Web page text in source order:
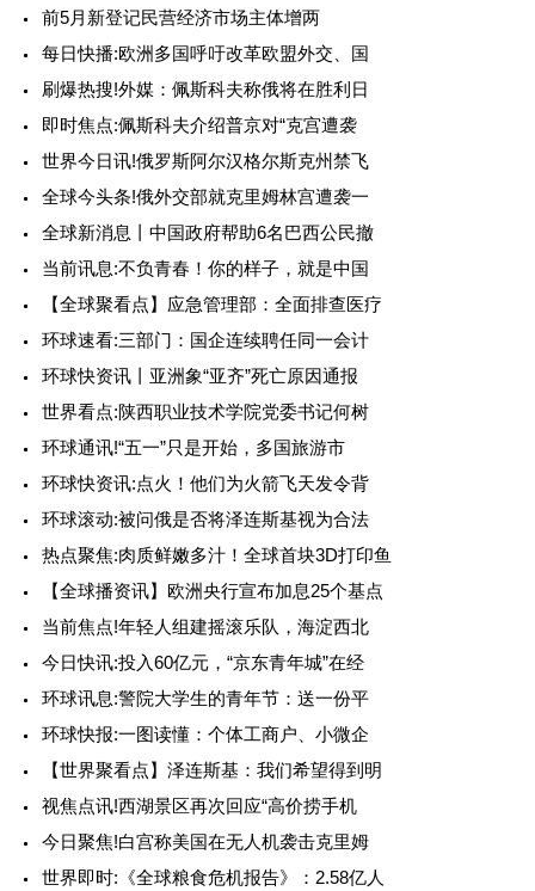
前5月新登记民营经济市场主体增两
每日快播:欧洲多国呼吁改革欧盟外交、国
刷爆热搜!外媒：佩斯科夫称俄将在胜利日
即时焦点:佩斯科夫介绍普京对“克宫遭袭
世界今日讯!俄罗斯阿尔汉格尔斯克州禁飞
全球今头条!俄外交部就克里姆林宫遭袭一
全球新消息丨中国政府帮助6名巴西公民撤
当前讯息:不负青春！你的样子，就是中国
【全球聚看点】应急管理部：全面排查医疗
环球速看:三部门：国企连续聘任同一会计
环球快资讯丨亚洲象“亚齐”死亡原因通报
世界看点:陕西职业技术学院党委书记何树
环球通讯!“五一”只是开始，多国旅游市
环球快资讯:点火！他们为火箭飞天发令背
环球滚动:被问俄是否将泽连斯基视为合法
热点聚焦:肉质鲜嫩多汁！全球首块3D打印鱼
【全球播资讯】欧洲央行宣布加息25个基点
当前焦点!年轻人组建摇滚乐队，海淀西北
今日快讯:投入60亿元，“京东青年城”在经
环球讯息:警院大学生的青年节：送一份平
环球快报:一图读懂：个体工商户、小微企
【世界聚看点】泽连斯基：我们希望得到明
视焦点讯!西湖景区再次回应“高价捞手机
今日聚焦!白宫称美国在无人机袭击克里姆
世界即时:《全球粮食危机报告》：2.58亿人